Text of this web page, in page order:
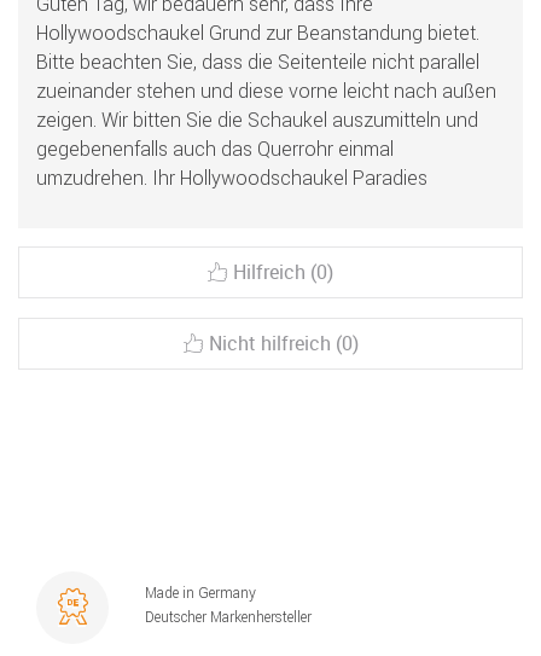
Hollywoodschaukel Grund zur Beanstandung bietet.
Bitte beachten Sie, dass die Seitenteile nicht parallel
zueinander stehen und diese vorne leicht nach außen
zeigen. Wir bitten Sie die Schaukel auszumitteln und
gegebenenfalls auch das Querrohr einmal
umzudrehen. Ihr Hollywoodschaukel Paradies
Hilfreich (0)
Nicht hilfreich (0)
Made in Germany
Deutscher Markenhersteller